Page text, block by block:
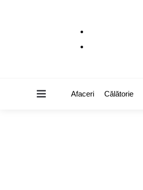
Afaceri Călătorie